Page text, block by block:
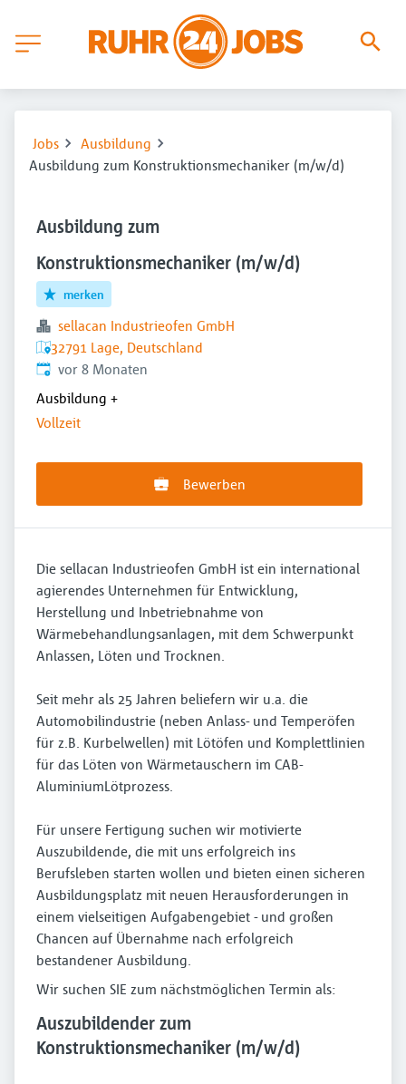
Jobs
Ausbildung
Ausbildung zum Konstruktionsmechaniker (m/w/d)
Ausbildung zum
Konstruktionsmechaniker (m/w/d)
merken
sellacan Industrieofen GmbH
32791 Lage, Deutschland
Veröffentlicht:
vor 8 Monaten
Ausbildung +
Vollzeit
Bewerben
Die sellacan Industrieofen GmbH ist ein international
agierendes Unternehmen für Entwicklung,
Herstellung und Inbetriebnahme von
Wärmebehandlungsanlagen, mit dem Schwerpunkt
Anlassen, Löten und Trocknen.
Seit mehr als 25 Jahren beliefern wir u.a. die
Automobilindustrie (neben Anlass- und Temperöfen
für z.B. Kurbelwellen) mit Lötöfen und Komplettlinien
für das Löten von Wärmetauschern im CAB-
AluminiumLötprozess.
Für unsere Fertigung suchen wir motivierte
Auszubildende, die mit uns erfolgreich ins
Berufsleben starten wollen und bieten einen sicheren
Ausbildungsplatz mit neuen Herausforderungen in
einem vielseitigen Aufgabengebiet - und großen
Chancen auf Übernahme nach erfolgreich
bestandener Ausbildung.
Wir suchen SIE zum nächstmöglichen Termin als:
Auszubildender zum
Konstruktionsmechaniker (m/w/d)